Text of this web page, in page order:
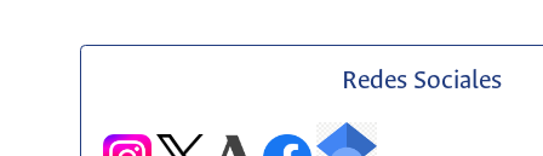
Redes Sociales